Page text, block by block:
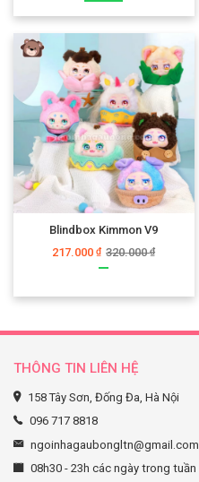
Blindbox Kimmon V9
217.000₫ 320.000₫
THÔNG TIN LIÊN HỆ
158 Tây Sơn, Đống Đa, Hà Nội
096 717 8818
ngoinhagaubongltn@gmail.com
08h30 - 23h các ngày trong tuần